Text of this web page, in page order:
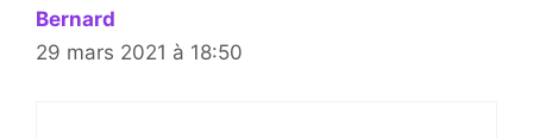
Bernard
29 mars 2021 à 18:50